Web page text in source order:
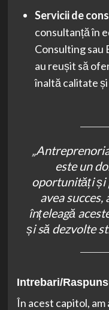
Servicii de
consultanță în
Consulting sau
au reușit să
înaltă calitate
este un
oportunități și
avea
înțeleagă
și să dezvolte
Intrebari/
În acest capitol,